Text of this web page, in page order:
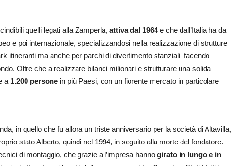
quelli legati alla Zamperla, attiva dal 1964e che dall’Italia ha da
e poi internazionale, specializzandosi nella realizzazione di strutture
itineranti ma anche per parchi di divertimento stanziali, facendo
Oltre che a realizzare bilanci milionari e strutturare una solida
a 1.200 persone in più Paesi, con un fiorente mercato in particolare
in quello che fu allora un triste anniversario per la società di Altavilla,
stato Alberto, quindi nel 1994, in seguito alla morte del fondatore.
di montaggio, che grazie all’impresa hanno girato in lungo e in